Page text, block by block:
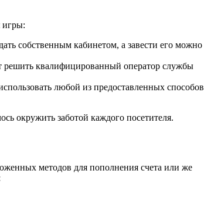
игры:
собственным кабинетом, а завести его можно
решить квалифицированный оператор службы
любой из предоставленных способов
окружить заботой каждого посетителя.
методов для пополнения счета или же